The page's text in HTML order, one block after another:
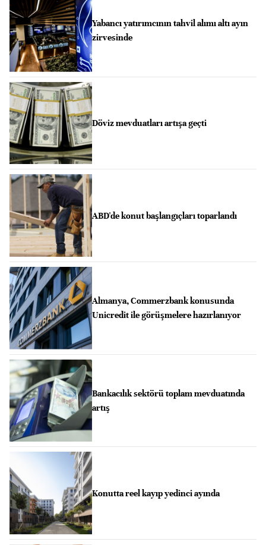
Yabancı yatırımcının tahvil alımı altı ayın
zirvesinde
Döviz mevduatları artışa geçti
ABD'de konut başlangıçları toparlandı
Almanya, Commerzbank konusunda
Unicredit ile görüşmelere hazırlanıyor
Bankacılık sektörü toplam mevduatında
artış
Konutta reel kayıp yedinci ayında